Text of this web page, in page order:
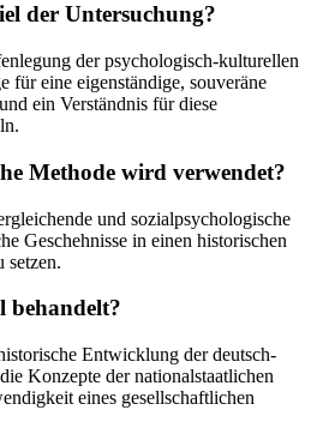
der Untersuchung?
der psychologisch-kulturellen
für eine eigenständige, souveräne
ein Verständnis für diese
Methode wird verwendet?
und sozialpsychologische
Geschehnisse in einen historischen
setzen.
behandelt?
Entwicklung der deutsch-
Konzepte der nationalstaatlichen
eines gesellschaftlichen